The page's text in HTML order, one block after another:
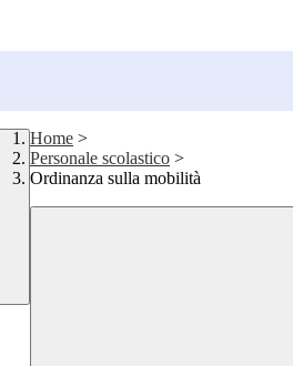
Home >
Personale scolastico >
Ordinanza sulla mobilità